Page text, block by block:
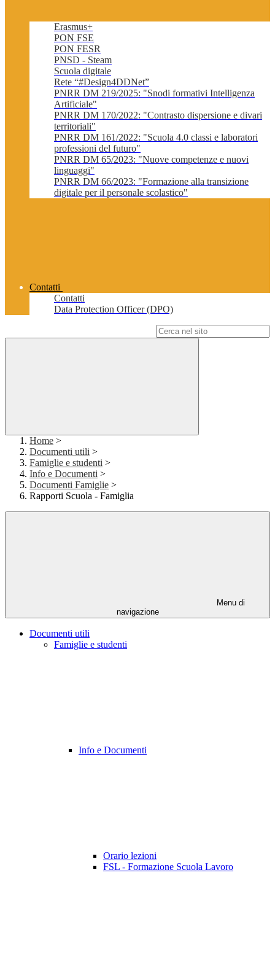
Erasmus+
PON FSE
PON FESR
PNSD - Steam
Scuola digitale
Rete “#Design4DDNet”
PNRR DM 219/2025: "Snodi formativi Intelligenza
Artificiale"
PNRR DM 170/2022: "Contrasto dispersione e divari
territoriali"
PNRR DM 161/2022: "Scuola 4.0 classi e laboratori
professioni del futuro"
PNRR DM 65/2023: "Nuove competenze e nuovi
linguaggi"
PNRR DM 66/2023: "Formazione alla transizione
digitale per il personale scolastico"
Contatti
Contatti
Data Protection Officer (DPO)
Home >
Documenti utili >
Famiglie e studenti >
Info e Documenti >
Documenti Famiglie >
Rapporti Scuola - Famiglia
Menu di
navigazione
Documenti utili
Famiglie e studenti
Info e Documenti
Orario lezioni
FSL - Formazione Scuola Lavoro